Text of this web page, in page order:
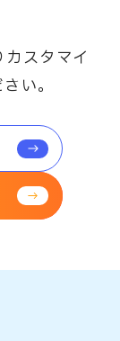
スタマイ
い。